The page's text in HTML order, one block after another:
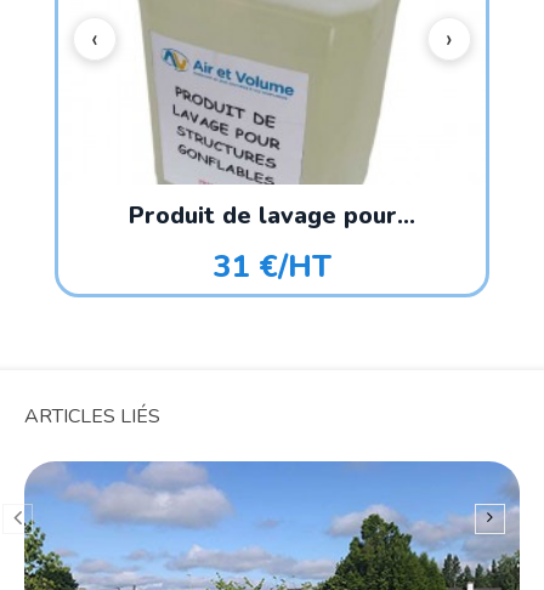
Produit de lavage pour...
31 €/HT
ARTICLES LIÉS